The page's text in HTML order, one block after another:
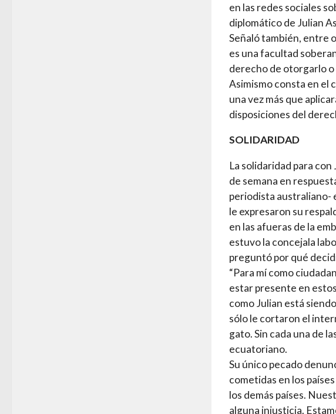
en las redes sociales
diplomático de Julian
Señaló también, entre
es una facultad
derecho de otorgarlo
Asimismo consta en el
una vez más que
disposiciones del
SOLIDARIDAD
La solidaridad para con
de semana en
periodista australiano-
le expresaron su
en las afueras de la
estuvo la concejala
preguntó por qué
“Para mí como
estar presente en
como Julian está
sólo le cortaron el
gato. Sin cada una de
ecuatoriano.
Su único pecado
cometidas en los
los demás países.
alguna injusticia.